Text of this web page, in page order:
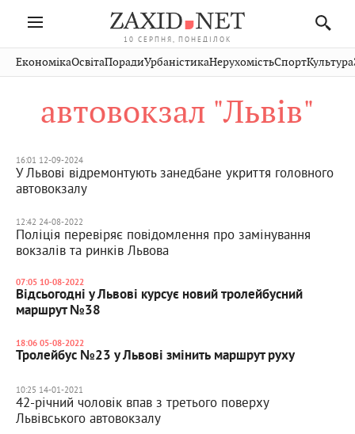
10 СЕРПНЯ, ПОНЕДІЛОК
Івано-
Франківськ
Волинь
Рівне
Чернівці
Стрий
Хмельницький
Публікації
Авто СловкоКультура
Кіно
Дім СпортКраєзнавство
ЕкономікаОсвітаПорадиУрбаністикаНерухомістьСпортКультура
автовокзал "Львів"
16:01 12-09-2024
У Львові відремонтують занедбане укриття головного
автовокзалу
12:42 24-08-2022
Поліція перевіряє повідомлення про замінування
вокзалів та ринків Львова
07:05 10-08-2022
Відсьогодні у Львові курсує новий тролейбусний
маршрут №38
18:06 05-08-2022
Тролейбус №23 у Львові змінить маршрут руху
10:25 14-01-2021
42-річний чоловік впав з третього поверху
Львівського автовокзалу